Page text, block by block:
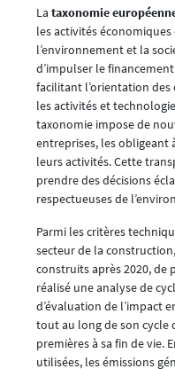
La taxonomie
les activités
l’environnement et la
d’impulser le
facilitant l’orientation des
les activités et
taxonomie impose de
entreprises, les
leurs activités. Cette
prendre des décisions
respectueuses de
Parmi les critères
secteur de la
construits après 2020, de
réalisé une analyse de
d’évaluation de l’impact
tout au long de son cycle
premières à sa fin de vie.
utilisées, les émissions